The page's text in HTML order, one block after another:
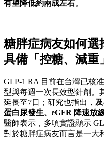
有望降低約兩成左右。
糖胖症病友如何選
具備「控糖、減重
GLP-1 RA 目前在台灣已核
型與每週一次長效型針劑。
延長至7日；研究也指出，
蛋白尿發生、eGFR 降速放
醫師表示，多項實證顯示
對於糖胖症病友而言是一大